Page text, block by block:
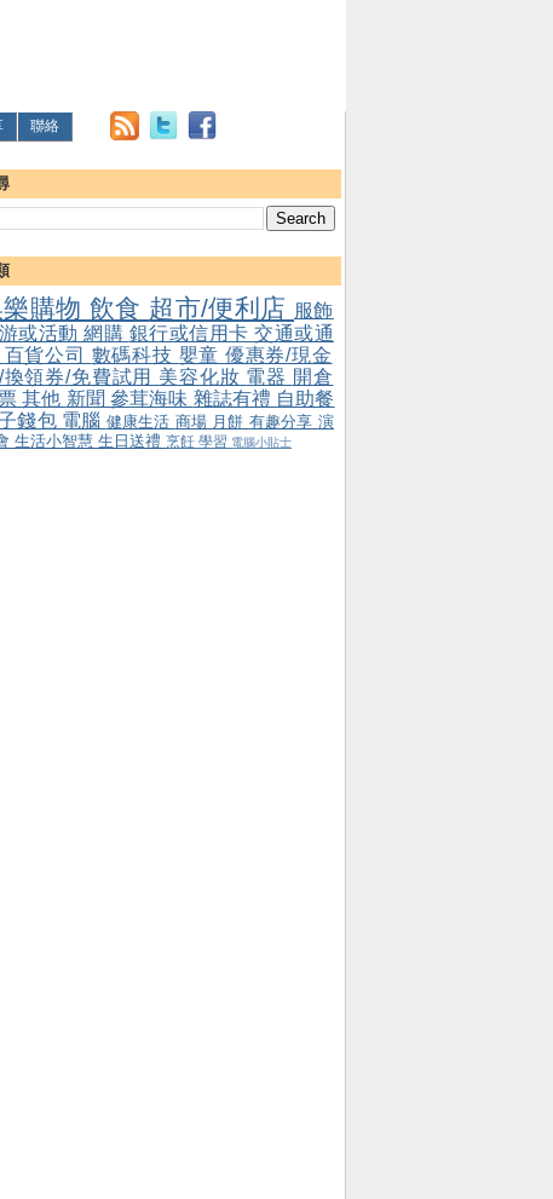
聯絡
購物 飲食 超市/便利店 服飾
或活動 網購 銀行或信用卡 交通或通
百貨公司 數碼科技 嬰童 優惠券/現金
換領券/免費試用 美容化妝 電器 開倉
其他 新聞參茸海味 雜誌有禮 自助餐
錢包 電腦 健康生活 商場 月餅 有趣分享 演
生活小智慧 生日送禮 烹飪 學習 電腦小貼士